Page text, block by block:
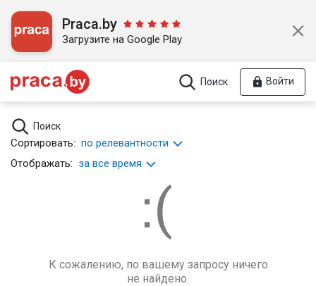
Praca.by
Загрузите на Google Play
Поиск Войти
Поиск
Сортировать: по релевантности
Отображать: за все время
К сожалению, по вашему запросу ничего
не найдено.